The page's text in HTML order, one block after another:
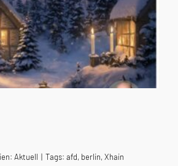
Aktuell | Tags: afd, berlin,Xhain